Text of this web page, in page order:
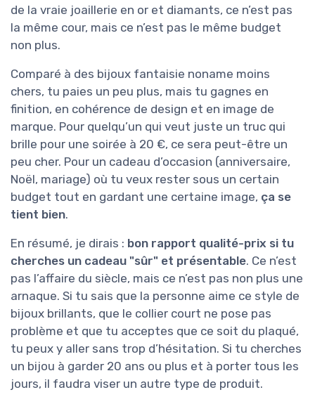
de la vraie joaillerie en or et diamants, ce n’est pas
la même cour, mais ce n’est pas le même budget
non plus.
Comparé à des bijoux fantaisie noname moins
chers, tu paies un peu plus, mais tu gagnes en
finition, en cohérence de design et en image de
marque. Pour quelqu’un qui veut juste un truc qui
brille pour une soirée à 20 €, ce sera peut-être un
peu cher. Pour un cadeau d’occasion (anniversaire,
Noël, mariage) où tu veux rester sous un certain
budget tout en gardant une certaine image, ça se
tient bien.
En résumé, je dirais : bon rapport qualité-prix si tu
cherches un cadeau "sûr" et présentable. Ce n’est
pas l’affaire du siècle, mais ce n’est pas non plus une
arnaque. Si tu sais que la personne aime ce style de
bijoux brillants, que le collier court ne pose pas
problème et que tu acceptes que ce soit du plaqué,
tu peux y aller sans trop d’hésitation. Si tu cherches
un bijou à garder 20 ans ou plus et à porter tous les
jours, il faudra viser un autre type de produit.